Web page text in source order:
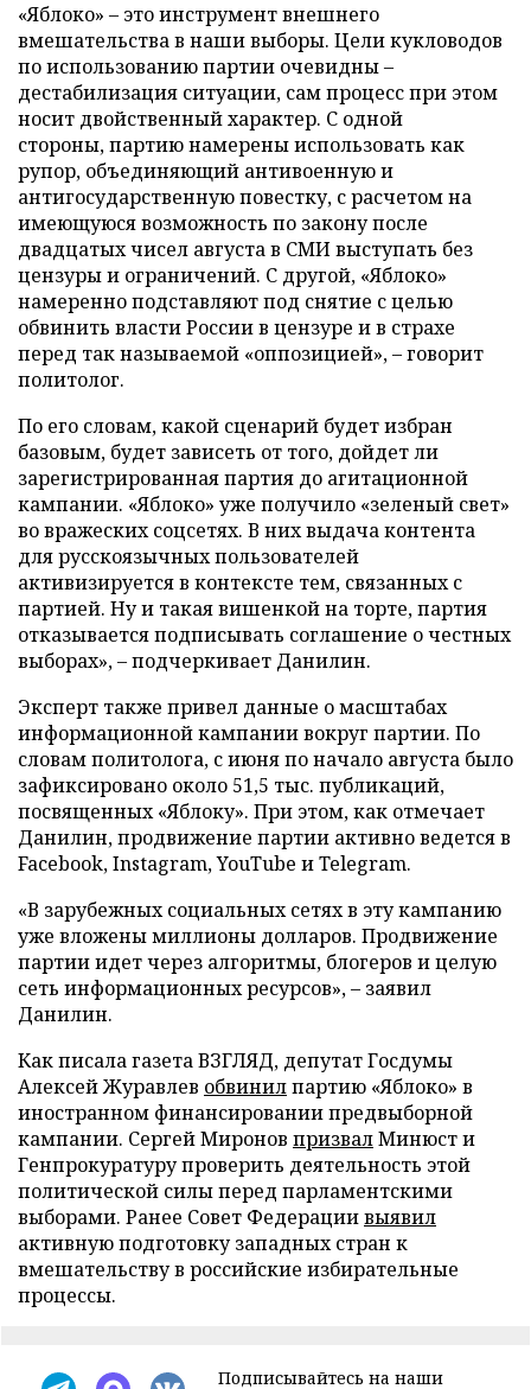
«Яблоко» – это инструмент внешнего
вмешательства в наши выборы. Цели кукловодов
по использованию партии очевидны –
дестабилизация ситуации, сам процесс при этом
носит двойственный характер. С одной
стороны, партию намерены использовать как
рупор, объединяющий антивоенную и
антигосударственную повестку, с расчетом на
имеющуюся возможность по закону после
двадцатых чисел августа в СМИ выступать без
цензуры и ограничений. С другой, «Яблоко»
намеренно подставляют под снятие с целью
обвинить власти России в цензуре и в страхе
перед так называемой «оппозицией», – говорит
политолог.
По его словам, какой сценарий будет избран
базовым, будет зависеть от того, дойдет ли
зарегистрированная партия до агитационной
кампании. «Яблоко» уже получило «зеленый свет»
во вражеских соцсетях. В них выдача контента
для русскоязычных пользователей
активизируется в контексте тем, связанных с
партией. Ну и такая вишенкой на торте, партия
отказывается подписывать соглашение о честных
выборах», – подчеркивает Данилин.
Эксперт также привел данные о масштабах
информационной кампании вокруг партии. По
словам политолога, с июня по начало августа было
зафиксировано около 51,5 тыс. публикаций,
посвященных «Яблоку». При этом, как отмечает
Данилин, продвижение партии активно ведется в
Facebook, Instagram, YouTube и Telegram.
«В зарубежных социальных сетях в эту кампанию
уже вложены миллионы долларов. Продвижение
партии идет через алгоритмы, блогеров и целую
сеть информационных ресурсов», – заявил
Данилин.
Как писала газета ВЗГЛЯД, депутат Госдумы
Алексей Журавлев обвинилпартию «Яблоко» в
иностранном финансировании предвыборной
кампании. Сергей Миронов призвалМинюст и
Генпрокуратуру проверить деятельность этой
политической силы перед парламентскими
выборами. Ранее Совет Федерациивыявил
активную подготовку западных стран к
вмешательству в российские избирательные
процессы.
Подписывайтесь на наши